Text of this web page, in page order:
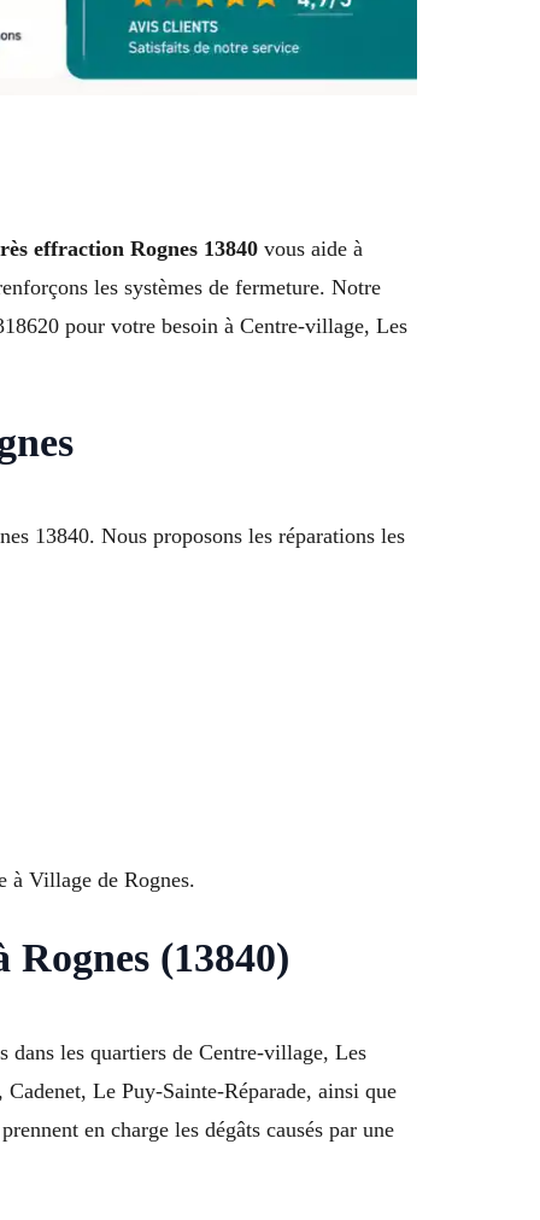
effraction Rognes 13840 vous aide à
les systèmes de fermeture. Notre
pour votre besoin à Centre-village, Les
13840. Nous proposons les réparations les
à Village de Rognes.
(13840)
dans les quartiers de Centre-village, Les
Le Puy-Sainte-Réparade, ainsi que
en charge les dégâts causés par une